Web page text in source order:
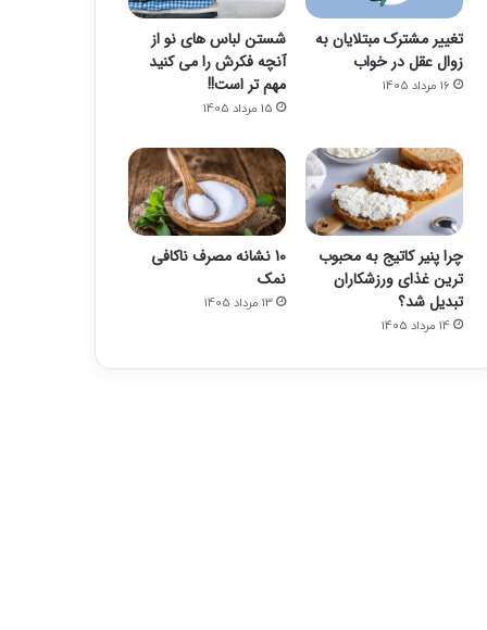
تغییر مشترک مبتلایان به
زوال عقل در خواب
16 مرداد 1405
شستن لباس های نو از
آنچه فکرش را می کنید
مهم تر است!!
15 مرداد 1405
چرا پنیر کاتیج به محبوب
ترین غذای ورزشکاران
تبدیل شد؟
14 مرداد 1405
10 نشانه مصرف ناکافی
نمک
13 مرداد 1405